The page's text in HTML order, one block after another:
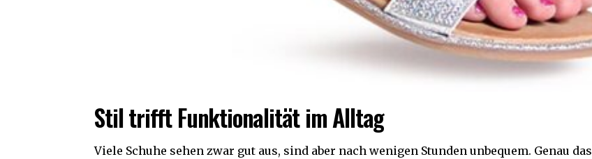
Stil trifft Funktionalität im Alltag
Viele Schuhe sehen zwar gut aus, sind aber nach wenigen Stunden unbequem. Genau das